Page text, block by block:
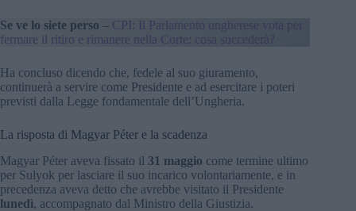
Se ve lo siete perso – CPI: Il Parlamento ungherese vota per
fermare il ritiro e rimanere nella Corte: cosa succederà?
Ha concluso dicendo che, fedele al suo giuramento,
continuerà a servire come Presidente e ad esercitare i poteri
previsti dalla Legge fondamentale dell’Ungheria.
La risposta di Magyar Péter e la scadenza
Magyar Péter aveva fissato il 31 maggio come termine ultimo
per Sulyok per lasciare il suo incarico volontariamente, e in
precedenza aveva detto che avrebbe visitato il Presidente
lunedì, accompagnato dal Ministro della Giustizia.